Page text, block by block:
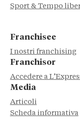
Sport & Tempo
Franchisee
I nostri franchising
Franchisor
Accedere a
Media
Articoli
Scheda informativa